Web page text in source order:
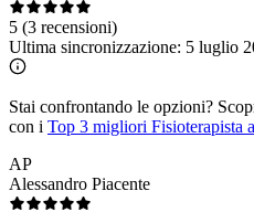
5 (3 recensioni)
Ultima sincronizzazione: 5 luglio
Stai confrontando le opzioni?
con i Top 3 migliori Fisioterapista
AP
Alessandro Piacente